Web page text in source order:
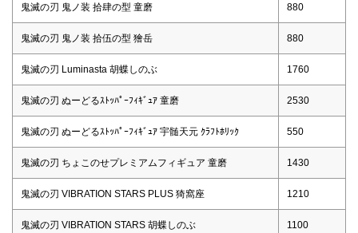
鬼滅の刃 鬼ノ装 拾肆の型 童磨 880
鬼滅の刃 鬼ノ装 拾伍の型 獪岳 880
鬼滅の刃 Luminasta 胡蝶しのぶ 1760
鬼滅の刃 ぬーどるｽﾄｯﾊﾟｰﾌｨｷﾞｭｱ 童磨 2530
鬼滅の刃 ぬーどるｽﾄｯﾊﾟｰﾌｨｷﾞｭｱ 宇髄天元 ｸﾗﾌﾄﾎﾘｯｸ 550
鬼滅の刃 ちょこのせプレミアムフィギュア 童磨 1430
鬼滅の刃 VIBRATION STARS PLUS 猗窩座 1210
鬼滅の刃 VIBRATION STARS 胡蝶しのぶ 1100